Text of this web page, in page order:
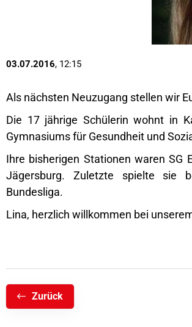
03.07.2016, 12:15
Als nächsten Neuzugang stellen wir
Die 17 jährige Schülerin wohnt in
Gymnasiums für Gesundheit und
Ihre bisherigen Stationen waren SG
Jägersburg. Zuletzte spielte sie
Bundesliga.
Lina, herzlich willkommen bei
Zurück